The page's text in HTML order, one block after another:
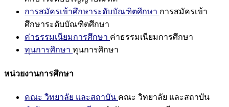
การสมัครเข้าศึกษาระดับบัณฑิตศึกษา การสมัครเข้า
ศึกษาระดับบัณฑิตศึกษา
ค่าธรรมเนียมการศึกษา ค่าธรรมเนียมการศึกษา
ทุนการศึกษา ทุนการศึกษา
หน่วยงานการศึกษา
คณะ วิทยาลัย และสถาบัน คณะ วิทยาลัย และสถาบัน